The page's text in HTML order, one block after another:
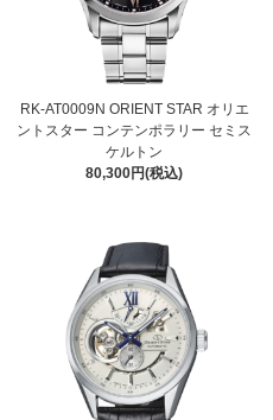
RK-AT0009N ORIENT STAR オリエ
ントスター コンテンポラリー セミス
ケルトン
80,300円(税込)